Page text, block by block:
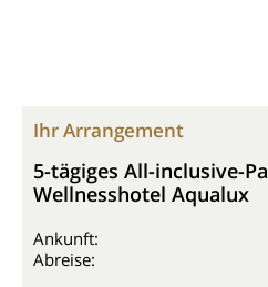
Ihr Arrangement
5-tägiges All-inclusive-
Wellnesshotel Aqualux
Ankunft:
Abreise: